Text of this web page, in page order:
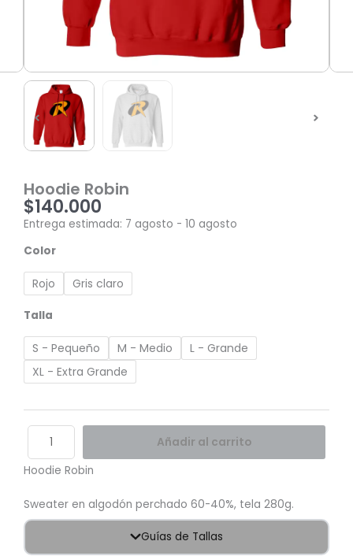
Hoodie Robin
$140.000
Entrega estimada: 7 agosto - 10 agosto
Color
Rojo Gris claro
Talla
S - Pequeño M - Medio
L - Grande
XL - Extra Grande
Hoodie
cantidad
Añadir al carrito
Hoodie Robin
Sweater en algodón perchado 60-40%, tela 280g.
Guías de Tallas